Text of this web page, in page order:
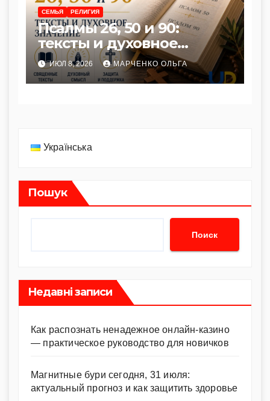
CЕМЬЯ РЕЛИГИЯ
Псалмы 26, 50 и 90:
тексты и духовное
значение
ИЮЛ 8, 2026 МАРЧЕНКО ОЛЬГА
Українська
Пошук
Поиск
Недавні записи
Как распознать ненадежное онлайн-казино
— практическое руководство для новичков
Магнитные бури сегодня, 31 июля:
актуальный прогноз и как защитить здоровье